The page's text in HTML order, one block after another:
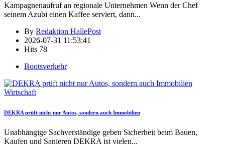
Kampagnenaufruf an regionale Unternehmen Wenn der Chef
seinem Azubi einen Kaffee serviert, dann...
By Redaktion HallePost
2026-07-31 11:53:41
Hits 78
Bootsverkehr
Wirtschaft
DEKRA prüft nicht nur Autos, sondern auch Immobilien
Unabhängige Sachverständige geben Sicherheit beim Bauen,
Kaufen und Sanieren DEKRA ist vielen...